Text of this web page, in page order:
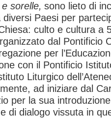
sorelle, sono lieto di
diversi Paesi per
culto e cultura a
dal Pontificio
per
con il Pontificio
Liturgico
ad iniziare dal
per la sua
di dialogo vissuta in